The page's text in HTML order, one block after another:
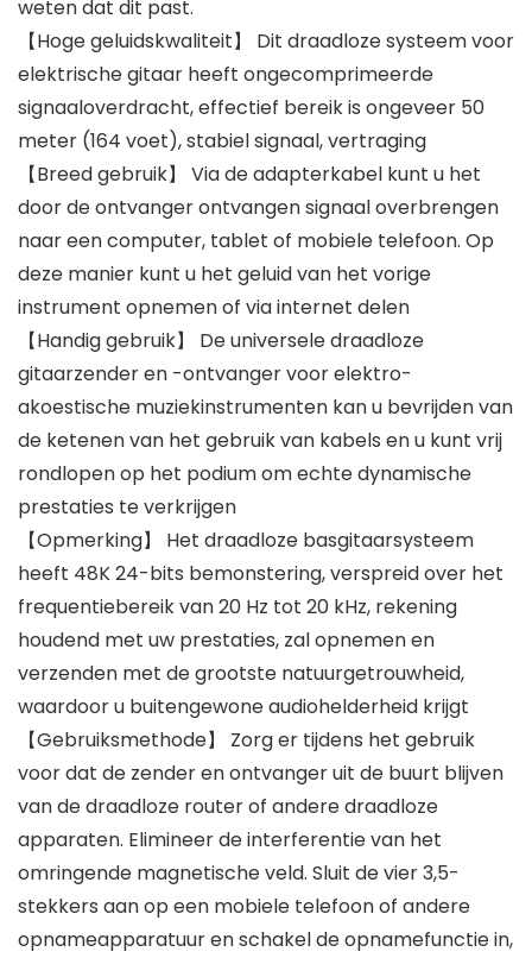
weten dat dit past.
【Hoge geluidskwaliteit】 Dit draadloze systeem voor
elektrische gitaar heeft ongecomprimeerde
signaaloverdracht, effectief bereik is ongeveer 50
meter (164 voet), stabiel signaal, vertraging
【Breed gebruik】 Via de adapterkabel kunt u het
door de ontvanger ontvangen signaal overbrengen
naar een computer, tablet of mobiele telefoon. Op
deze manier kunt u het geluid van het vorige
instrument opnemen of via internet delen
【Handig gebruik】 De universele draadloze
gitaarzender en -ontvanger voor elektro-
akoestische muziekinstrumenten kan u bevrijden van
de ketenen van het gebruik van kabels en u kunt vrij
rondlopen op het podium om echte dynamische
prestaties te verkrijgen
【Opmerking】 Het draadloze basgitaarsysteem
heeft 48K 24-bits bemonstering, verspreid over het
frequentiebereik van 20 Hz tot 20 kHz, rekening
houdend met uw prestaties, zal opnemen en
verzenden met de grootste natuurgetrouwheid,
waardoor u buitengewone audiohelderheid krijgt
【Gebruiksmethode】 Zorg er tijdens het gebruik
voor dat de zender en ontvanger uit de buurt blijven
van de draadloze router of andere draadloze
apparaten. Elimineer de interferentie van het
omringende magnetische veld. Sluit de vier 3,5-
stekkers aan op een mobiele telefoon of andere
opnameapparatuur en schakel de opnamefunctie in,